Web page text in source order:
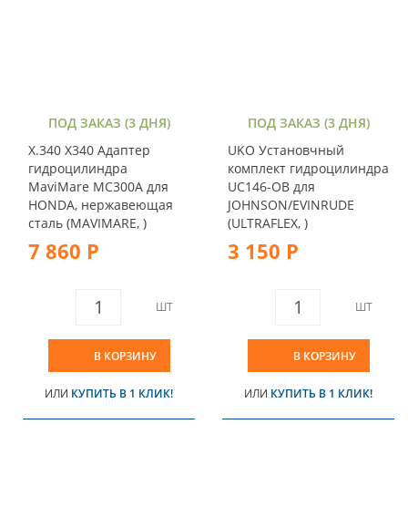
ПОД ЗАКАЗ (3 ДНЯ)
X.340 X340 Адаптер
гидроцилиндра
MaviMare MC300A для
HONDA, нержавеющая
сталь (MAVIMARE, )
7 860 Р
ШТ
В КОРЗИНУ
ИЛИ КУПИТЬ В 1 КЛИК!
ПОД ЗАКАЗ (3 ДНЯ)
UKO Установчный
комплект гидроцилиндра
UC146-OB для
JOHNSON/EVINRUDE
(ULTRAFLEX, )
3 150 Р
ШТ
В КОРЗИНУ
ИЛИ КУПИТЬ В 1 КЛИК!